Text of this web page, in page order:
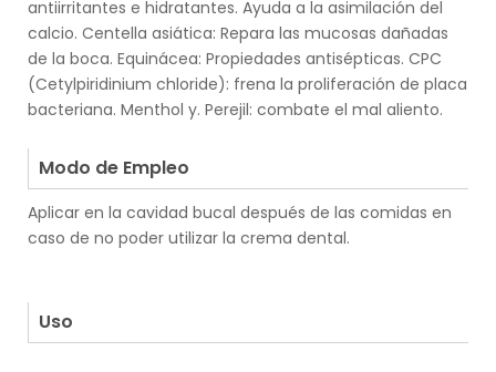
antiirritantes e hidratantes. Ayuda a la asimilación del
calcio. Centella asiática: Repara las mucosas dañadas
de la boca. Equinácea: Propiedades antisépticas. CPC
(Cetylpiridinium chloride): frena la proliferación de placa
bacteriana. Menthol y. Perejil: combate el mal aliento.
Modo de Empleo
Aplicar en la cavidad bucal después de las comidas en
caso de no poder utilizar la crema dental.
Uso